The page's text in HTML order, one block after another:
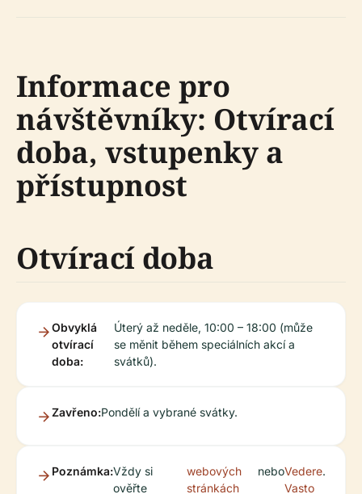
Informace pro
návštěvníky: Otvírací
doba, vstupenky a
přístupnost
Otvírací doba
Obvyklá
otvírací
doba:
Úterý až neděle, 10:00 – 18:00 (může
se měnit během speciálních akcí a
svátků).
Zavřeno:Pondělí a vybrané svátky.
Poznámka:Vždy si
ověřte
webových
stránkách
neboVedere
Vasto
.